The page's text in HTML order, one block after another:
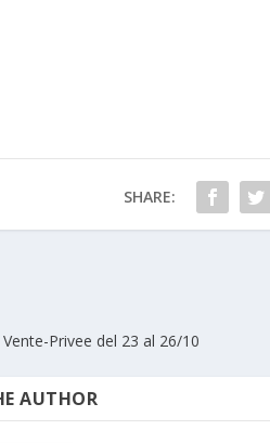
SHARE:
Privee del 23 al 26/10
AUTHOR